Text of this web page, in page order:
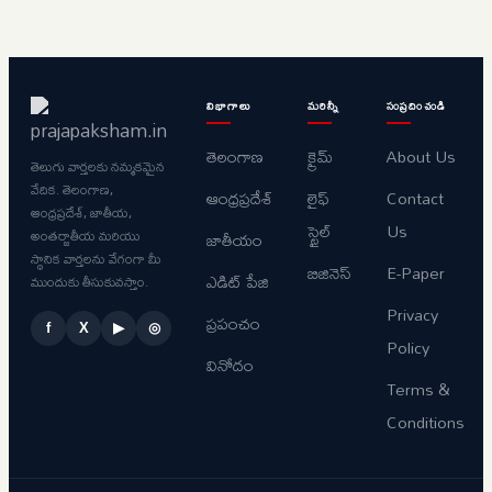
తెలుగు వార్తలకు నమ్మకమైన
వేదిక. తెలంగాణ,
ఆంధ్రప్రదేశ్, జాతీయ,
అంతర్జాతీయ మరియు
స్థానిక వార్తలను వేగంగా మీ
ముందుకు తీసుకువస్తాం.
f X ▶ ◎
విభాగాలు
తెలంగాణ
ఆంధ్రప్రదేశ్
జాతీయం
ఎడిట్ పేజి
ప్రపంచం
వినోదం
మరిన్నీ
క్రైమ్
లైఫ్
స్టైల్
బిజినెస్
సంప్రదించండి
About Us
Contact
Us
E-Paper
Privacy
Policy
Terms &
Conditions